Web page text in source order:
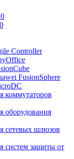
Controller
FusionSphere
коммутаторов
оборудования
сетевых шлюзов
систем защиты от